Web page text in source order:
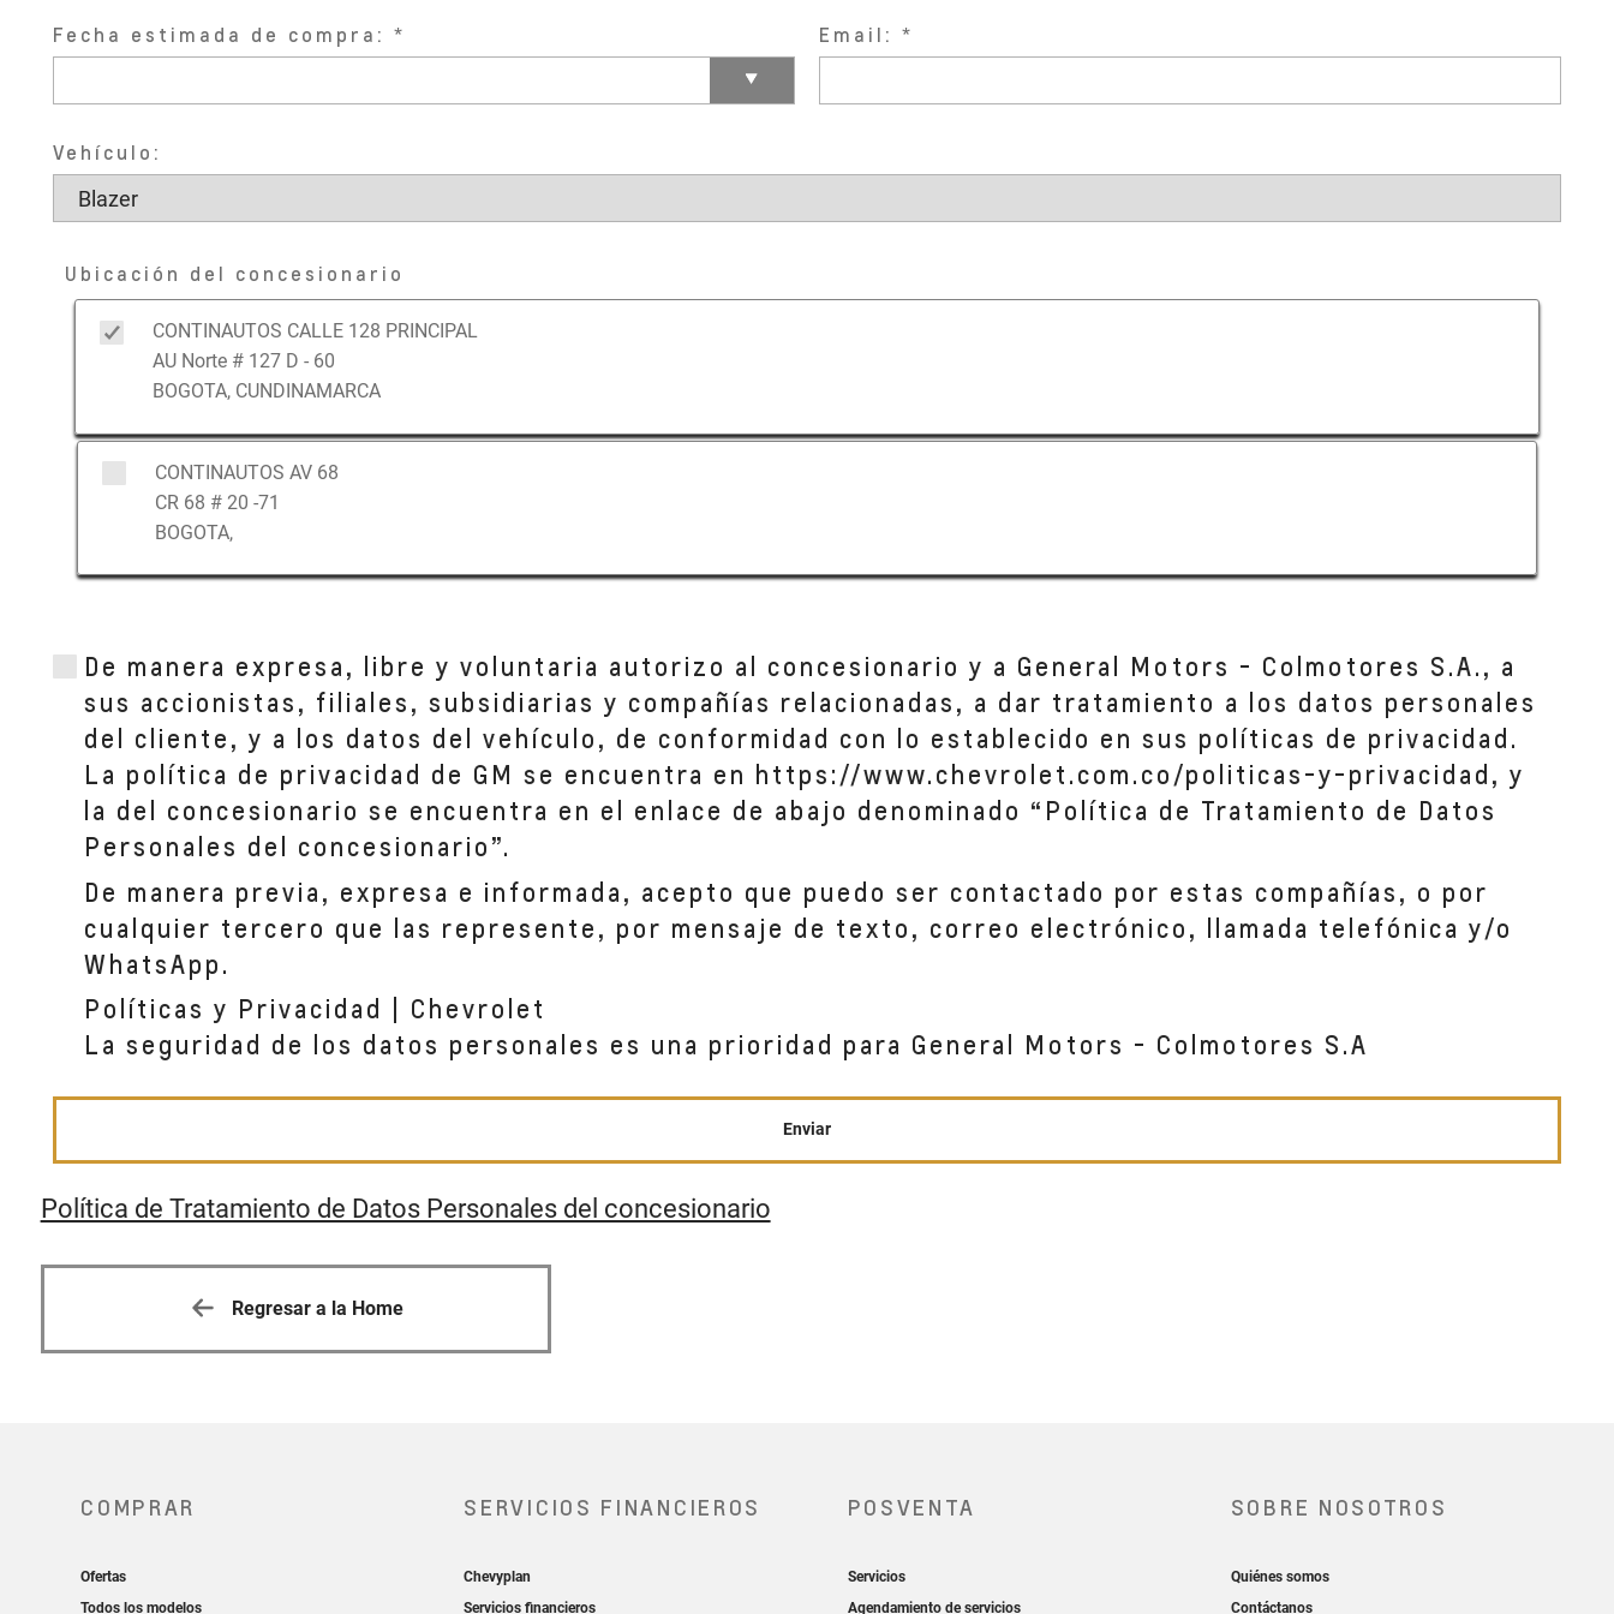
Fecha estimada de compra: Email:
Vehículo:
Ubicación del concesionario
CONTINAUTOS CALLE 128 PRINCIPAL
AU Norte # 127 D - 60
BOGOTA, CUNDINAMARCA
CONTINAUTOS AV 68
CR 68 # 20 -71
BOGOTA,
De manera expresa, libre y voluntaria autorizo al concesionario y a General Motors - Colmotores S.A., a
sus accionistas, filiales, subsidiarias y compañías relacionadas, a dar tratamiento a los datos personales
del cliente, y a los datos del vehículo, de conformidad con lo establecido en sus políticas de privacidad.
La política de privacidad de GM se encuentra en https://www.chevrolet.com.co/politicas-y-privacidad, y
la del concesionario se encuentra en el enlace de abajo denominado “Política de Tratamiento de Datos
Personales del concesionario”.
De manera previa, expresa e informada, acepto que puedo ser contactado por estas compañías, o por
cualquier tercero que las represente, por mensaje de texto, correo electrónico, llamada telefónica y/o
WhatsApp.
Políticas y Privacidad | Chevrolet
La seguridad de los datos personales es una prioridad para General Motors - Colmotores S.A
Enviar
Política de Tratamiento de Datos Personales del concesionario
Regresar a la Home